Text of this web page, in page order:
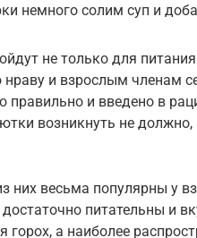
немного солим суп и
не только для
и взрослым членам
правильно и введено в
возникнуть не
них весьма популярны у
питательны и
горох, а наиболее